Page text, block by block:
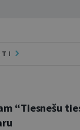
“Tiesnešu